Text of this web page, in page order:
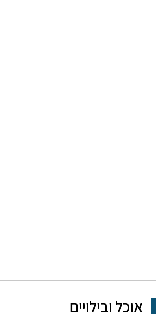
אוכל ובילויים